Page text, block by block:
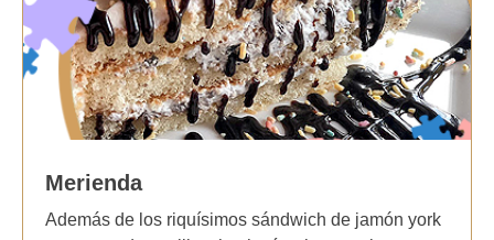
Merienda
Además de los riquísimos sándwich de jamón york